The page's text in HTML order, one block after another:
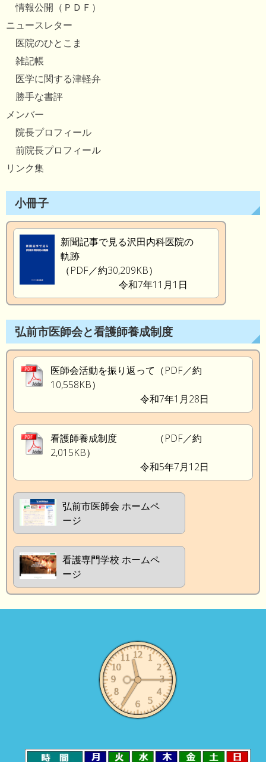
情報公開（ＰＤＦ）
ニュースレター
医院のひとこま
雑記帳
医学に関する津軽弁
勝手な書評
メンバー
院長プロフィール
前院長プロフィール
リンク集
小冊子
新聞記事で見る沢田内科医院の
軌跡
（PDF／約30,209KB）
令和7年11月1日
弘前市医師会と看護師養成制度
医師会活動を振り返って（PDF／約
10,558KB）
令和7年1月28日
看護師養成制度 （PDF／約
2,015KB）
令和5年7月12日
弘前市医師会 ホームペ
ージ
看護専門学校 ホームペ
ージ